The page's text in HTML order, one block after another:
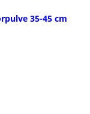
35-45 cm